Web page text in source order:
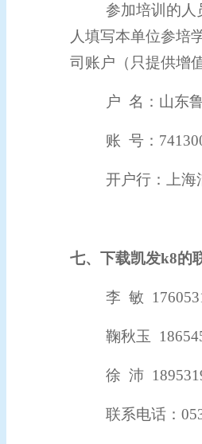
参加培训的人
人填写本单位参培
司账户（只提供增
户 名：山东
账 号：
开户行：上海
七、 下载凯发k8的
李 敏
鞠秋玉
徐 沛
联系电话：